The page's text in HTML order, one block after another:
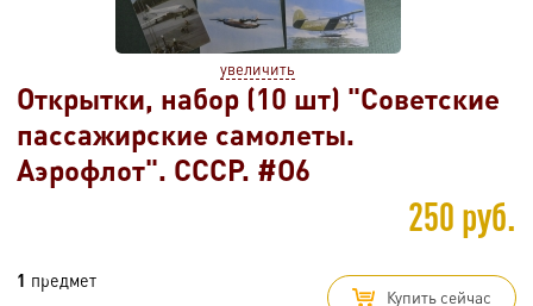
увеличить
Открытки, набор (10 шт) "Советские
пассажирские самолеты.
Аэрофлот". СССР. #O6
250 руб.
1 предмет
Купить сейчас